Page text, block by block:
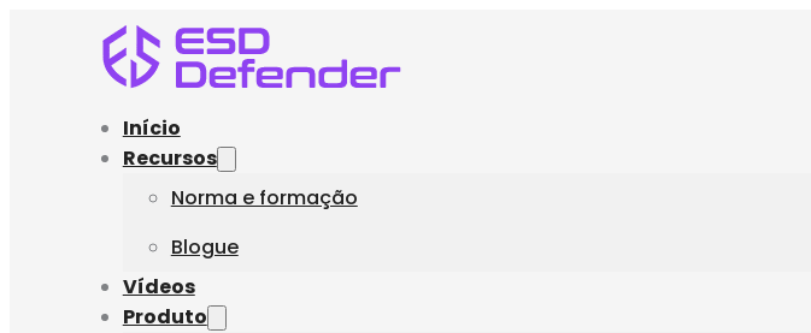
Início
Recursos
Norma e formação
Blogue
Vídeos
Produto